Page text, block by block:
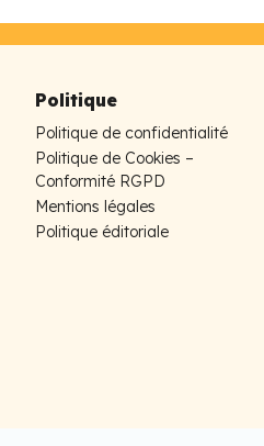
Politique
Politique de confidentialité
Politique de Cookies –
Conformité RGPD
Mentions légales
Politique éditoriale